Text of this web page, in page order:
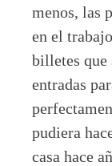
menos, las
en el
billetes que
entradas
pudiera
casa hace